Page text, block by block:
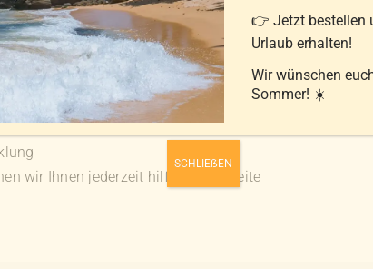
wir Ihnen jederzeit hilfreich zur Seite
👉 Jetzt bestellen
Urlaub erhalten!
Wir wünschen
Sommer! ☀️
SCHLIEẞEN